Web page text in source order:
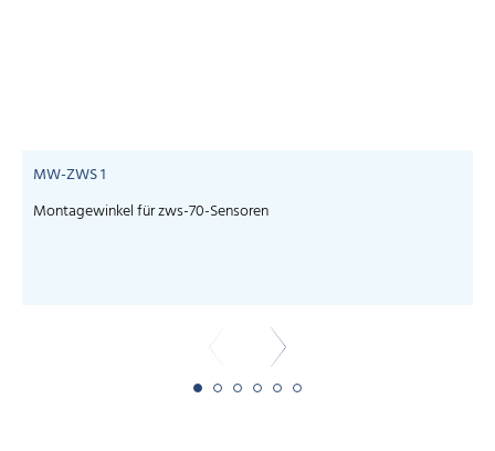
MW-ZWS 1
Montagewinkel für zws-70-Sensoren